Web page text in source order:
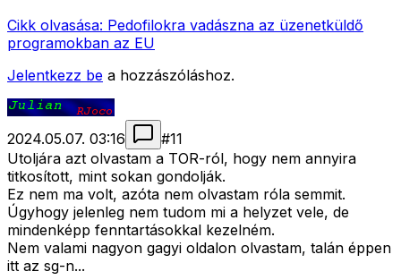
Cikk olvasása: Pedofilokra vadászna az üzenetküldő
programokban az EU
Jelentkezz be a hozzászóláshoz.
2024.05.07. 03:16 #11
Utoljára azt olvastam a TOR-ról, hogy nem annyira
titkosított, mint sokan gondolják.
Ez nem ma volt, azóta nem olvastam róla semmit.
Úgyhogy jelenleg nem tudom mi a helyzet vele, de
mindenképp fenntartásokkal kezelném.
Nem valami nagyon gagyi oldalon olvastam, talán éppen
itt az sg-n...